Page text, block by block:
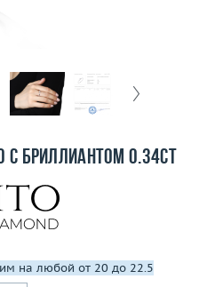
звонок
с бриллиантом 0.34ct
на любой от 20 до 22.5